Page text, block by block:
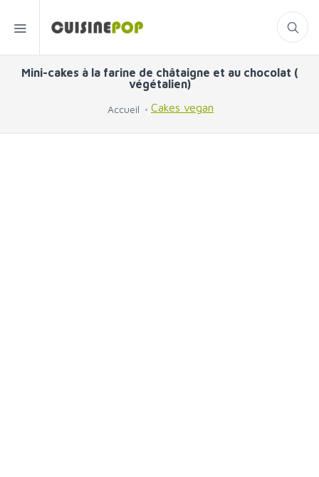
Mini-cakes à la farine de châtaigne et au chocolat (
végétalien)
Accueil Cakes vegan